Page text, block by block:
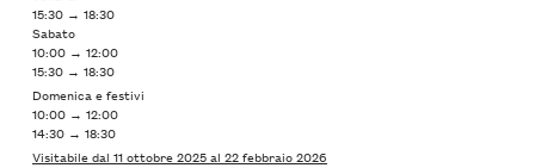
15:30 → 18:30
Sabato
10:00 → 12:00
15:30 → 18:30
Domenica e festivi
10:00 → 12:00
14:30 → 18:30
Visitabile dal 11 ottobre 2025 al 22 febbraio 2026